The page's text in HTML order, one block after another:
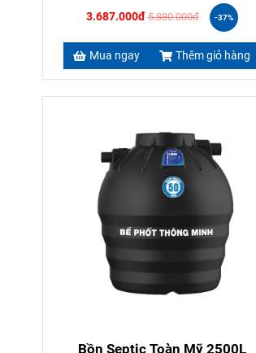
3.687.000đ 5.880.000đ -37%
Mua ngay Thêm giỏ hàng
Bồn Septic Toàn Mỹ 2500L